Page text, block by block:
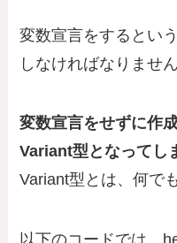
変数宣言をするとい
しなければなりません
変数宣言をせずに作
Variant型となってし
Variant型とは、何で